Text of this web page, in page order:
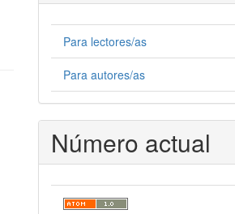
Para lectores/as
Para autores/as
Número actual